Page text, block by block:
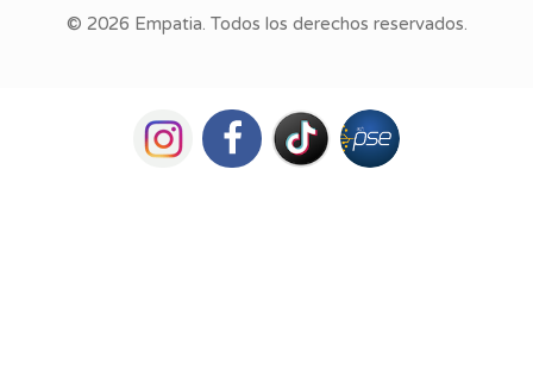
© 2026 Empatia. Todos los derechos reservados.